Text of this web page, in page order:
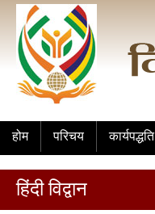
होम परिचय कार्यपद्धति
हिंदी विद्वान